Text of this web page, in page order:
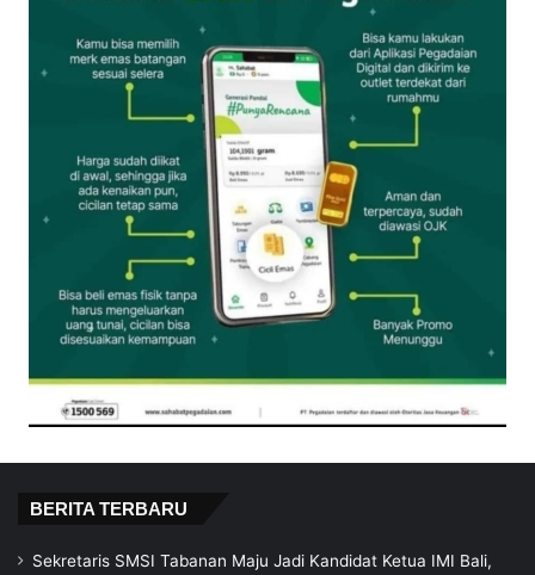
BERITA TERBARU
Sekretaris SMSI Tabanan Maju Jadi Kandidat Ketua IMI Bali,